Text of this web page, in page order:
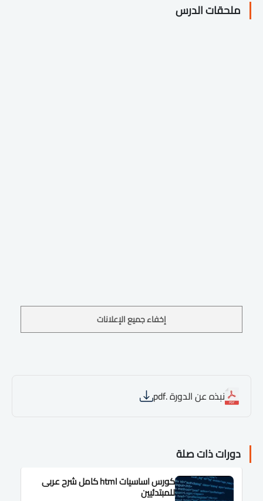
ملحقات الدرس
إخفاء جميع الإعلانات
نبذه عن الدورة .pdf
دورات ذات صلة
كورس اساسيات html كامل شرح عربى
للمبتدئيين